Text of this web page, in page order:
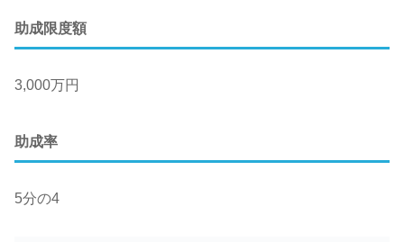
助成限度額
3,000万円
助成率
5分の4